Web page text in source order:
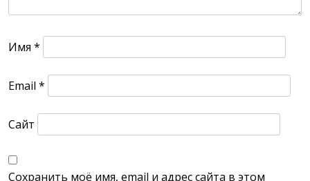
Имя *
Email *
Сайт
Сохранить моё имя, email и адрес сайта в этом